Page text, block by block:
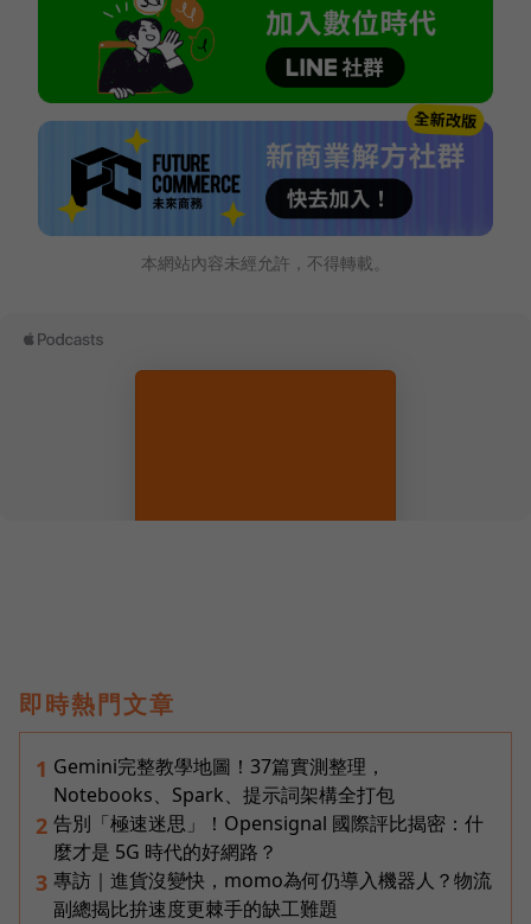
本網站內容未經允許，不得轉載。
即時熱門文章
1 Gemini完整教學地圖！37篇實測整理，
Notebooks、Spark、提示詞架構全打包
2 告別「極速迷思」！Opensignal 國際評比揭密：什
麼才是 5G 時代的好網路？
3 專訪｜進貨沒變快，momo為何仍導入機器人？物流
副總揭比拚速度更棘手的缺工難題